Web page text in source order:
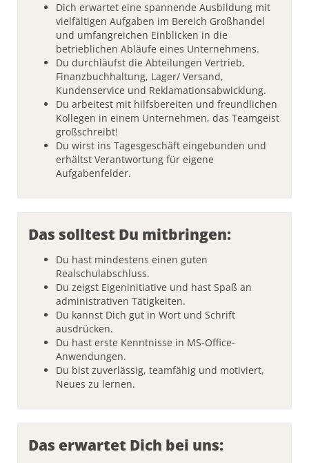
Dich erwartet eine spannende Ausbildung mit
vielfältigen Aufgaben im Bereich Großhandel
und umfangreichen Einblicken in die
betrieblichen Abläufe eines Unternehmens.
Du durchläufst die Abteilungen Vertrieb,
Finanzbuchhaltung, Lager/ Versand,
Kundenservice und Reklamationsabwicklung.
Du arbeitest mit hilfsbereiten und freundlichen
Kollegen in einem Unternehmen, das Teamgeist
großschreibt!
Du wirst ins Tagesgeschäft eingebunden und
erhältst Verantwortung für eigene
Aufgabenfelder.
Das solltest Du mitbringen:
Du hast mindestens einen guten
Realschulabschluss.
Du zeigst Eigeninitiative und hast Spaß an
administrativen Tätigkeiten.
Du kannst Dich gut in Wort und Schrift
ausdrücken.
Du hast erste Kenntnisse in MS-Office-
Anwendungen.
Du bist zuverlässig, teamfähig und motiviert,
Neues zu lernen.
Das erwartet Dich bei uns: